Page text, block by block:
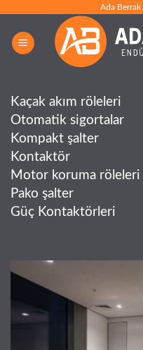
Ada
Kaçak akım röleleri
Otomatik sigortalar
Kompakt şalter
Kontaktör
Motor koruma röleleri
Pako şalter
Güç Kontaktörleri